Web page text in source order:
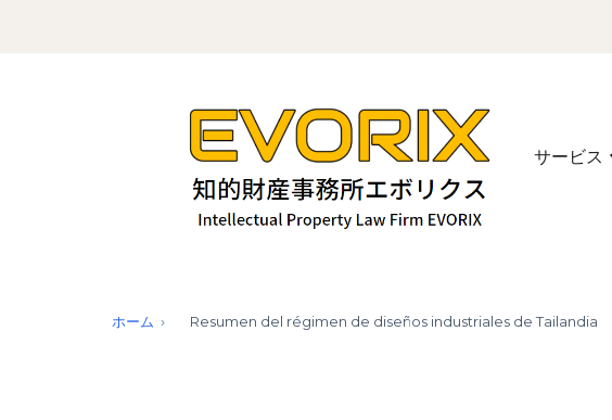
サービス
ホーム Resumen del régimen de diseños industriales de Tailandia